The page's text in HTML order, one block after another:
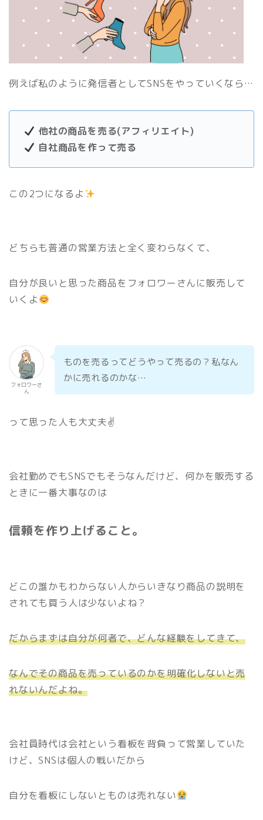
例えば私のように発信者としてSNSをやっていくなら…
他社の商品を売る(アフィリエイト)
自社商品を作って売る
この2つになるよ
どちらも普通の営業方法と全く変わらなくて、
自分が良いと思った商品をフォロワーさんに販売して
いくよ
フォロワーさ
ん
ものを売るってどうやって売るの？私なん
かに売れるのかな…
って思った人も大丈夫✌️
会社勤めでもSNSでもそうなんだけど、何かを販売する
ときに一番大事なのは
信頼を作り上げること。
どこの誰かもわからない人からいきなり商品の説明を
されても買う人は少ないよね？
だからまずは自分が何者で、どんな経験をしてきて、
なんでその商品を売っているのかを明確化しないと売
れないんだよね。
会社員時代は会社という看板を背負って営業していた
けど、SNSは個人の戦いだから
自分を看板にしないとものは売れない